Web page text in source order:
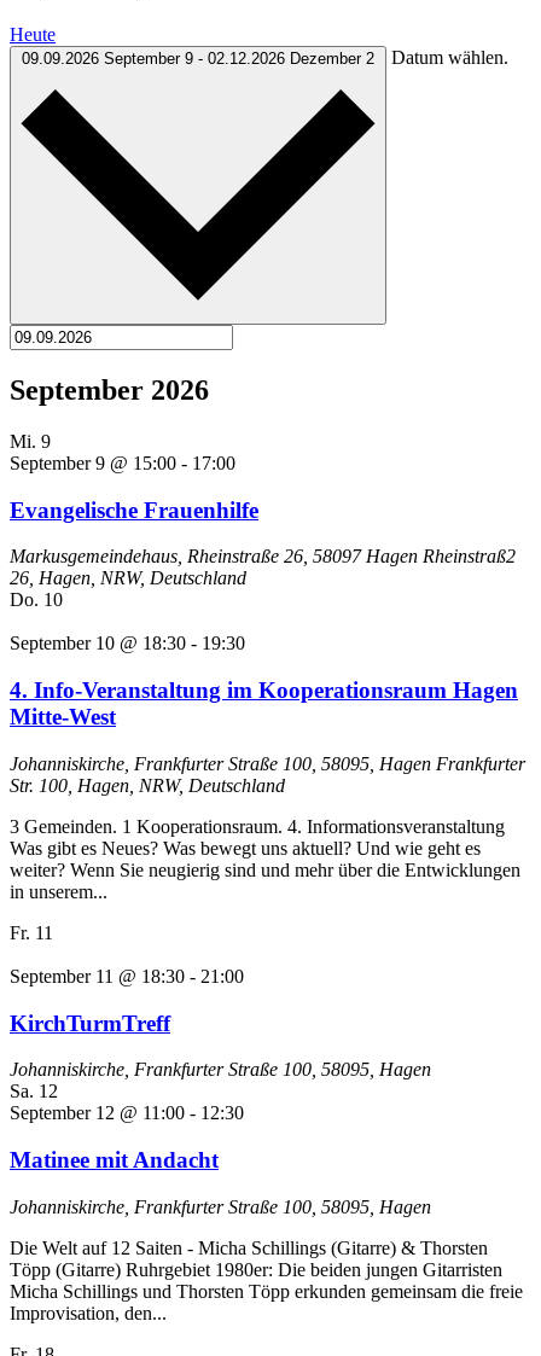
Heute
09.09.2026 September 9 - 02.12.2026 Dezember 2 Datum wählen.
September 2026
Mi. 9
September 9 @ 15:00 - 17:00
Evangelische Frauenhilfe
Markusgemeindehaus, Rheinstraße 26, 58097 Hagen Rheinstraß2
26, Hagen, NRW, Deutschland
Do. 10
September 10 @ 18:30 - 19:30
4. Info-Veranstaltung im Kooperationsraum Hagen
Mitte-West
Johanniskirche, Frankfurter Straße 100, 58095, Hagen Frankfurter
Str. 100, Hagen, NRW, Deutschland
3 Gemeinden. 1 Kooperationsraum. 4. Informationsveranstaltung
Was gibt es Neues? Was bewegt uns aktuell? Und wie geht es
weiter? Wenn Sie neugierig sind und mehr über die Entwicklungen
in unserem...
Fr. 11
September 11 @ 18:30 - 21:00
KirchTurmTreff
Johanniskirche, Frankfurter Straße 100, 58095, Hagen
Sa. 12
September 12 @ 11:00 - 12:30
Matinee mit Andacht
Johanniskirche, Frankfurter Straße 100, 58095, Hagen
Die Welt auf 12 Saiten - Micha Schillings (Gitarre) & Thorsten
Töpp (Gitarre) Ruhrgebiet 1980er: Die beiden jungen Gitarristen
Micha Schillings und Thorsten Töpp erkunden gemeinsam die freie
Improvisation, den...